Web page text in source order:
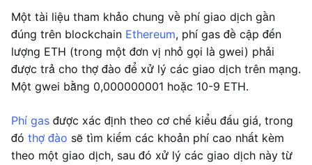
Một tài liệu tham khảo chung về phí giao dịch gần
đúng trên blockchain Ethereum, phí gas đề cập đến
lượng ETH (trong một đơn vị nhỏ gọi là gwei) phải
được trả cho thợ đào để xử lý các giao dịch trên mạng.
Một gwei bằng 0,000000001 hoặc 10-9 ETH.
Phí gas được xác định theo cơ chế kiểu đấu giá, trong
đó thợ đào sẽ tìm kiếm các khoản phí cao nhất kèm
theo một giao dịch, sau đó xử lý các giao dịch này từ